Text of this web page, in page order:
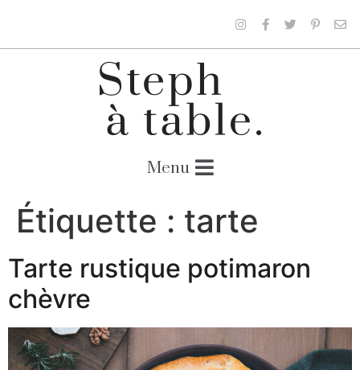
Étiquette : tarte
Tarte rustique potimaron
chèvre